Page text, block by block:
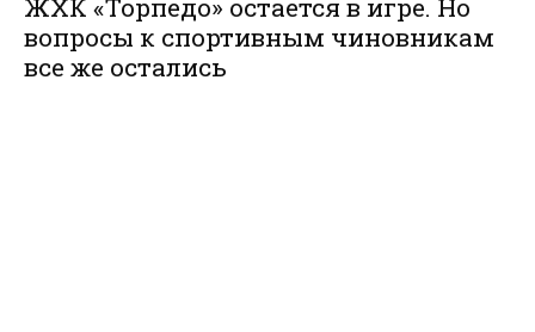
ЖХК «Торпедо» остается в игре. Но
вопросы к спортивным чиновникам
все же остались